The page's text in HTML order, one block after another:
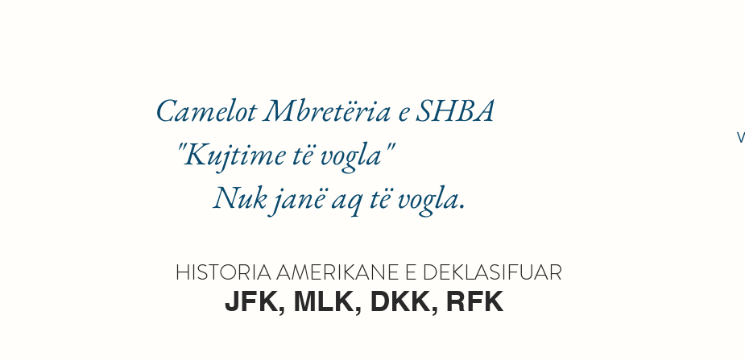
Camelot Mbretëria e SHBA
"Kujtime të vogla"
Nuk janë aq të vogla.
JFK, MLK, DKK, RFK
HISTORIA AMERIKANE E DEKLASIFUAR